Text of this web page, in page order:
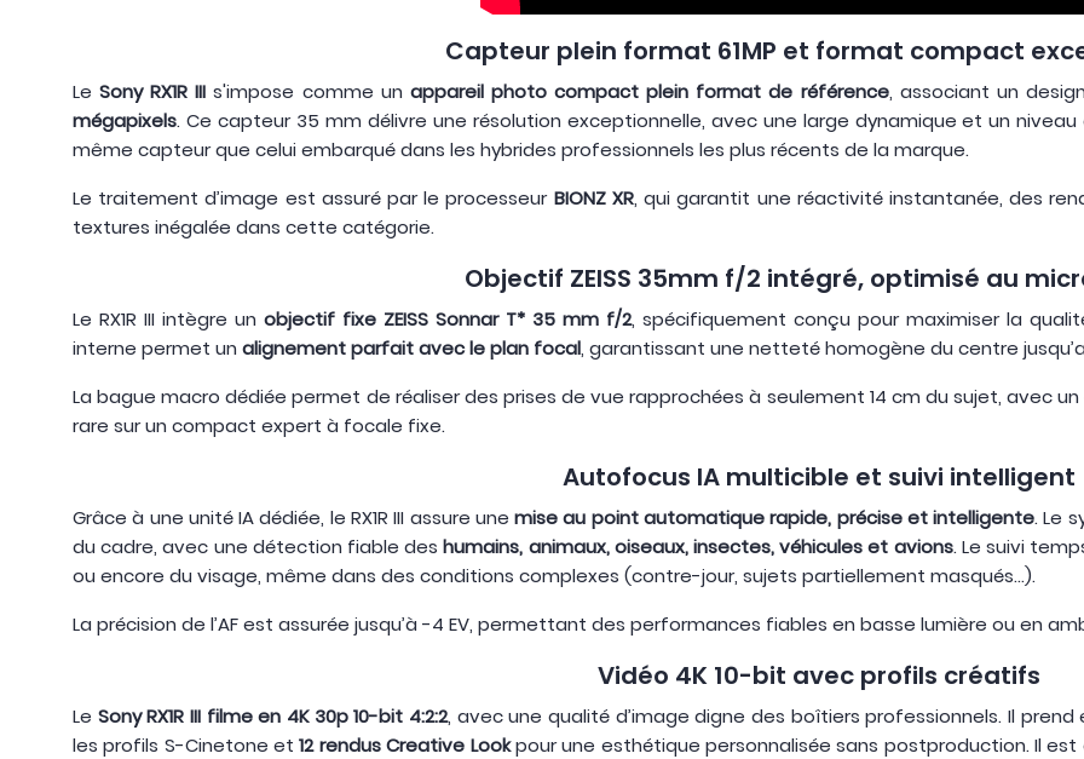
Capteur plein format 61MP et format compact
LeSony RX1R III s'impose comme un appareil photo compact plein format de référence, associant un
mégapixels. Ce capteur 35 mm délivre une résolution exceptionnelle, avec une large dynamique et un
même capteur que celui embarqué dans les hybrides professionnels les plus récents de la marque.
Le traitement d’image est assuré par le processeur BIONZ XR, qui garantit une réactivité instantanée, des
textures inégalée dans cette catégorie.
Objectif ZEISS 35mm f/2 intégré, optimisé au
Le RX1R III intègre un objectif fixe ZEISS Sonnar T* 35 mm f/2, spécifiquement conçu pour maximiser la
interne permet un alignement parfait avec le plan focal, garantissant une netteté homogène du centre
La bague macro dédiée permet de réaliser des prises de vue rapprochées à seulement 14 cm du sujet, avec
rare sur un compact expert à focale fixe.
Autofocus IA multicible et suivi intelligent
Grâce à une unité IA dédiée, le RX1R III assure unemise au point automatique rapide, précise et intelligente. Le
du cadre, avec une détection fiable deshumains, animaux, oiseaux, insectes, véhicules et avions. Le suivi
ou encore du visage, même dans des conditions complexes (contre-jour, sujets partiellement masqués…).
La précision de l’AF est assurée jusqu’à -4 EV, permettant des performances fiables en basse lumière ou en
Vidéo 4K 10-bit avec profils créatifs
Le Sony RX1R III filme en 4K 30p 10-bit 4:2:2, avec une qualité d’image digne des boîtiers professionnels. Il prend
les profils S-Cinetone et12 rendus Creative Lookpour une esthétique personnalisée sans postproduction. Il est